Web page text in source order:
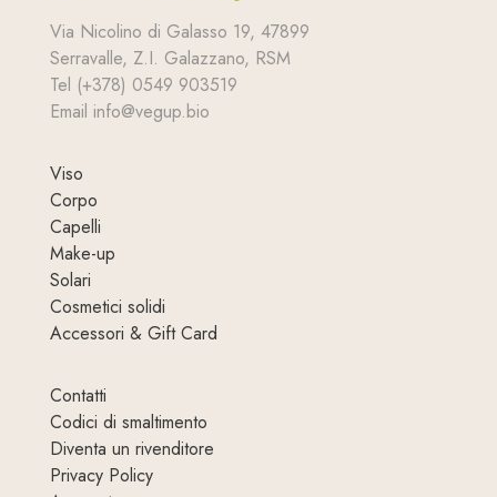
Via Nicolino di Galasso 19, 47899
Serravalle, Z.I. Galazzano, RSM
Tel (+378) 0549 903519
Email info@vegup.bio
Viso
Corpo
Capelli
Make-up
Solari
Cosmetici solidi
Accessori & Gift Card
Contatti
Codici di smaltimento
Diventa un rivenditore
Privacy Policy